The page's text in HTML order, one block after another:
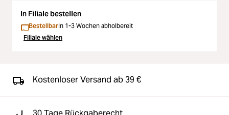
In Filiale bestellen
BestellbarIn 1-3 Wochen abholbereit
Filiale wählen
Kostenloser Versand ab 39 €